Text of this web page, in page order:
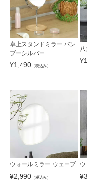
卓上スタンドミラー バン
ブーシルバー
¥1,490 （税込み）
¥
ウォールミラー ウェーブ
¥2,990 （税込み）
ウ
¥